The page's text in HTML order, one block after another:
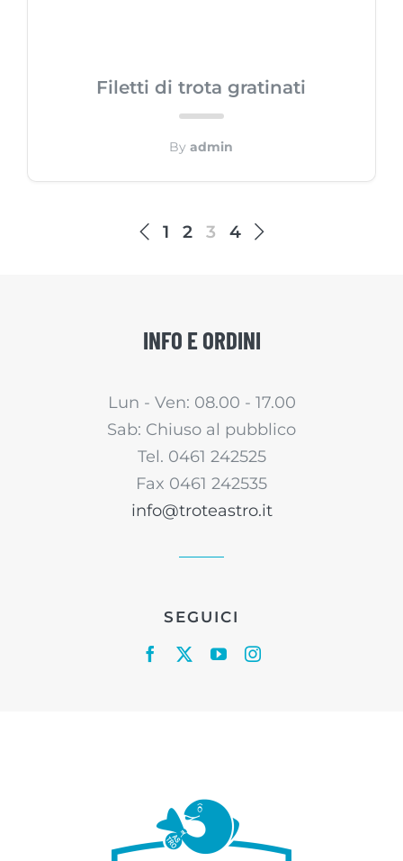
Filetti di trota gratinati
Byadmin
1 2 3 4
INFO E ORDINI
Lun - Ven: 08.00 - 17.00
Sab: Chiuso al pubblico
Tel. 0461 242525
Fax 0461 242535
info@troteastro.it
SEGUICI